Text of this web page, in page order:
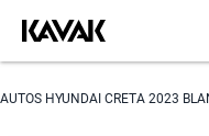
AUTOS HYUNDAI CRETA 2023